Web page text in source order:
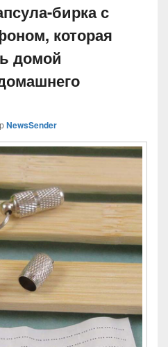
статьям
бирка с
которая
домой
NewsSender